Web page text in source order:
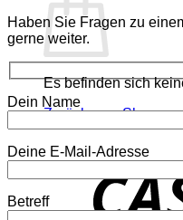
Es befinden sich
Zurück zum Shop
Haben Sie Fragen zu
gerne weiter.
Dein Name
Deine E-Mail-Adresse
Betreff